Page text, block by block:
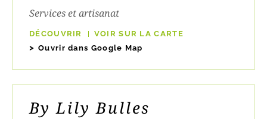
Services et artisanat
DÉCOUVRIR
VOIR SUR LA CARTE
Ouvrir dans Google Map
By Lily Bulles